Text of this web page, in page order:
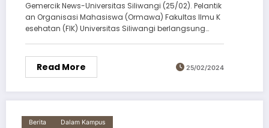
Gemercik News-Universitas Siliwangi (25/02). Pelantik
an Organisasi Mahasiswa (Ormawa) Fakultas Ilmu K
esehatan (FIK) Universitas Siliwangi berlangsung…
Read More 25/02/2024
Berita Dalam Kampus